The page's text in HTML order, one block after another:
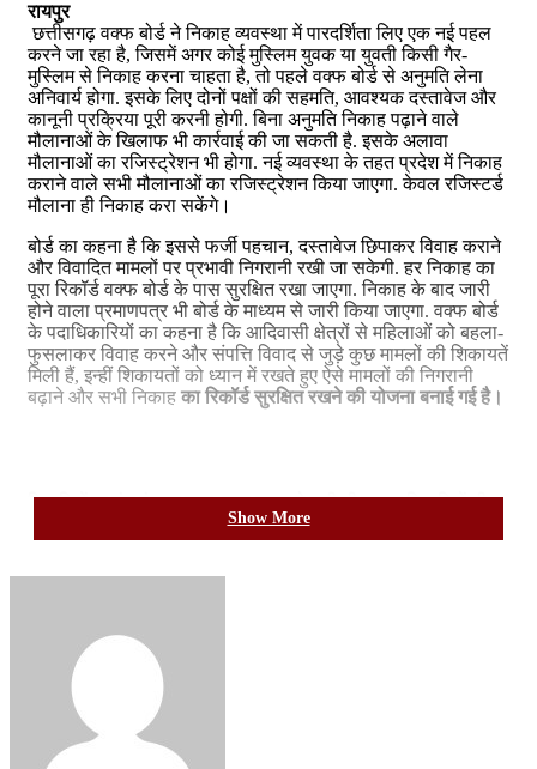
रायपुर
छत्तीसगढ़ वक्फ बोर्ड ने निकाह व्यवस्था में पारदर्शिता लिए एक नई पहल
करने जा रहा है, जिसमें अगर कोई मुस्लिम युवक या युवती किसी गैर-
मुस्लिम से निकाह करना चाहता है, तो पहले वक्फ बोर्ड से अनुमति लेना
अनिवार्य होगा. इसके लिए दोनों पक्षों की सहमति, आवश्यक दस्तावेज और
कानूनी प्रक्रिया पूरी करनी होगी. बिना अनुमति निकाह पढ़ाने वाले
मौलानाओं के खिलाफ भी कार्रवाई की जा सकती है. इसके अलावा
मौलानाओं का रजिस्ट्रेशन भी होगा. नई व्यवस्था के तहत प्रदेश में निकाह
कराने वाले सभी मौलानाओं का रजिस्ट्रेशन किया जाएगा. केवल रजिस्टर्ड
मौलाना ही निकाह करा सकेंगे।
बोर्ड का कहना है कि इससे फर्जी पहचान, दस्तावेज छिपाकर विवाह कराने
और विवादित मामलों पर प्रभावी निगरानी रखी जा सकेगी. हर निकाह का
पूरा रिकॉर्ड वक्फ बोर्ड के पास सुरक्षित रखा जाएगा. निकाह के बाद जारी
होने वाला प्रमाणपत्र भी बोर्ड के माध्यम से जारी किया जाएगा. वक्फ बोर्ड
के पदाधिकारियों का कहना है कि आदिवासी क्षेत्रों से महिलाओं को बहला-
फुसलाकर विवाह करने और संपत्ति विवाद से जुड़े कुछ मामलों की शिकायतें
मिली हैं, इन्हीं शिकायतों को ध्यान में रखते हुए ऐसे मामलों की निगरानी
बढ़ाने और सभी निकाह का रिकॉर्ड सुरक्षित रखने की योजना बनाई गई है।
खिलाड़ियों का लंबा इंतजार खत्म, राज्य शासन ने जारी की उत्कृष्ट खिलाड़ियों की
प्रेरक हैं”: इंडिया रूरल कोलोक्वी 2026 में राहुल भगत
August 5, 2026
वक्फ बोर्ड के पास रहेगा रिकॉर्ड
बोर्ड के अध्यक्ष डॉ. सलीम राज के अनुसार, वर्तमान में कई स्थानों पर
निकाह का कोई केंद्रीकृत रिकॉर्ड नहीं रखा जाता, जिससे बाद में वैवाहिक
Show More